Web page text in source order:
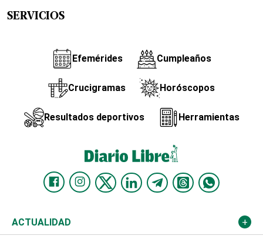
SERVICIOS
Efemérides Cumpleaños
Crucigramas Horóscopos
Resultados deportivos Herramientas
ACTUALIDAD